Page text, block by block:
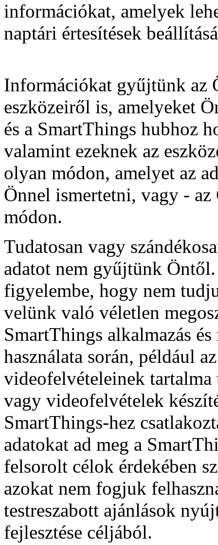
információkat, amelyek
naptári értesítések
Információkat gyűjtünk az
eszközeiről is, amelyeket
és a SmartThings hubhoz
valamint ezeknek az
olyan módon, amelyet az
Önnel ismertetni, vagy -
módon.
Tudatosan vagy
adatot nem gyűjtünk
figyelembe, hogy nem
velünk való véletlen
SmartThings alkalmazás
használata során, például
videofelvételeinek
vagy videofelvételek
SmartThings-hez
adatokat ad meg a
felsorolt célok érdekében
azokat nem fogjuk
testreszabott ajánlások
fejlesztése céljából.